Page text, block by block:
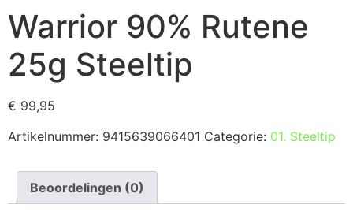
Warrior 90% Rutene
25g Steeltip
€ 99,95
Artikelnummer: 9415639066401 Categorie: 01. Steeltip
Beoordelingen (0)